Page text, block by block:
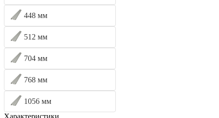
448 мм
512 мм
704 мм
768 мм
1056 мм
Характеристики